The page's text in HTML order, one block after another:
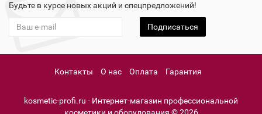
Будьте в курсе новых акций и спецпредложений!
Подписаться
Контакты О нас Оплата Гарантия
kosmetic-profi.ru - Интернет-магазин профессиональной